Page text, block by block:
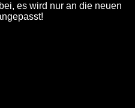
es wird nur an die neuen